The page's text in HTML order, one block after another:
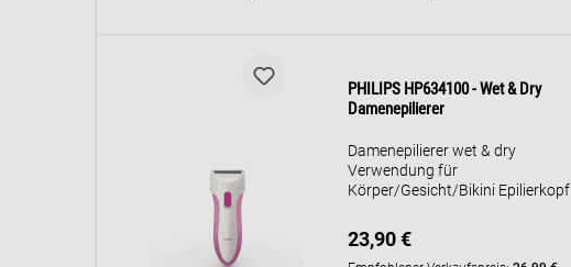
PHILIPS HP634100 - Wet & Dry
Damenepilierer
Damenepilierer wet & dry
Verwendung für
Körper/Gesicht/Bikini Epilierkopf
23,90 €